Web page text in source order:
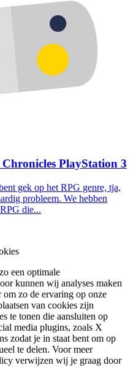
PlayStation 3
gek op het RPG genre, tja,
probleem. We hebben
die...
een optimale
kunnen wij analyses maken
om zo de ervaring op onze
van cookies zijn
te tonen die aansluiten op
media plugins, zoals X
zodat je in staat bent om op
te delen. Voor meer
verwijzen wij je graag door